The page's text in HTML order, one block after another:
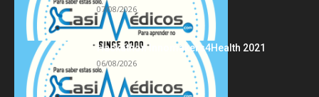
07/08/2026
Hackathon Innomakers4Health 2021
06/08/2026